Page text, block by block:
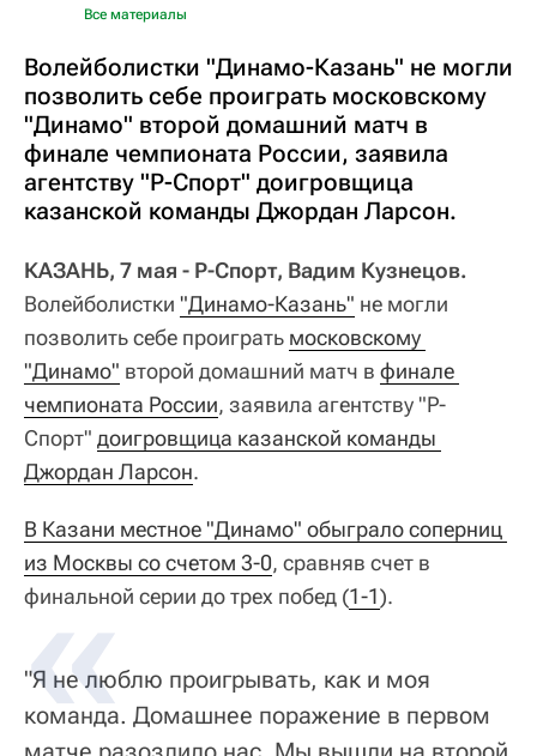
Все материалы
Волейболистки "Динамо-Казань" не могли
позволить себе проиграть московскому
"Динамо" второй домашний матч в
финале чемпионата России, заявила
агентству "Р-Спорт" доигровщица
казанской команды Джордан Ларсон.
КАЗАНЬ, 7 мая - Р-Спорт, Вадим Кузнецов.
Волейболистки "Динамо-Казань" не могли
позволить себе проиграть московскому
"Динамо" второй домашний матч в финале
чемпионата России, заявила агентству "Р-
Спорт" доигровщица казанской команды
Джордан Ларсон.
В Казани местное "Динамо" обыграло соперниц
из Москвы со счетом 3-0, сравняв счет в
финальной серии до трех побед (1-1).
"Я не люблю проигрывать, как и моя
команда. Домашнее поражение в первом